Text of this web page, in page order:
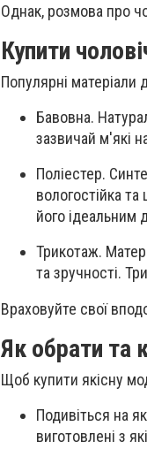
Однак, розмова про
Купити
Популярні
Бавовна.
зазвичай м'які
Поліестер.
вологостійка
його ідеальним
Трикотаж.
та зручності.
Враховуйте свої
Як обрати та
Щоб купити якісну
Подивіться на
виготовлені з